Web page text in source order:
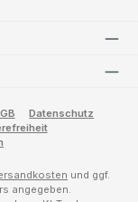
Datenschutz
und ggf.
angegeben.